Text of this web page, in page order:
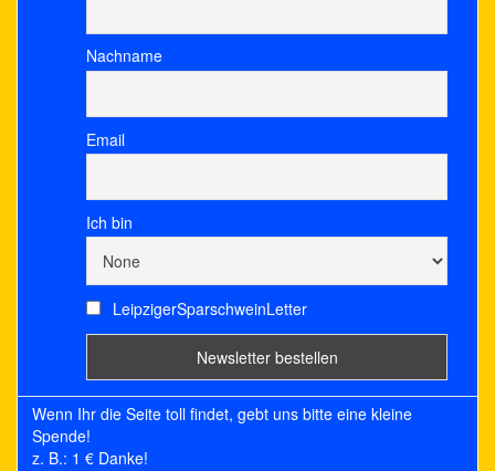
Nachname
Email
Ich bin
LeipzigerSparschweinLetter
Wenn Ihr die Seite toll findet, gebt uns bitte eine kleine
Spende!
z. B.: 1 € Danke!